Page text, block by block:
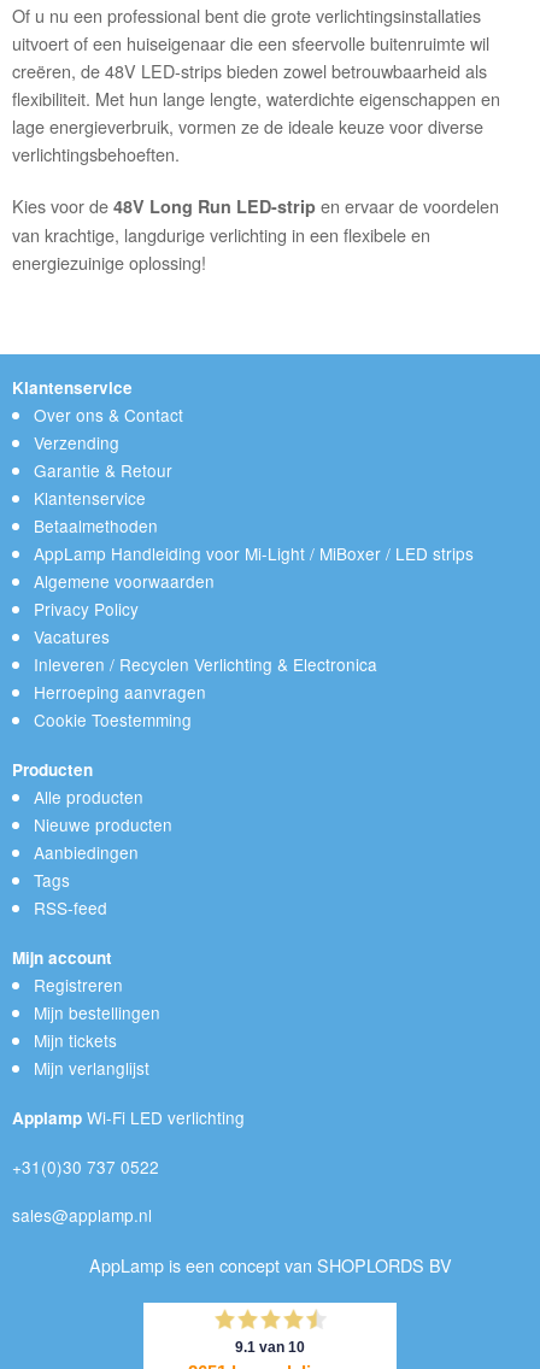
Of u nu een professional bent die grote verlichtingsinstallaties
uitvoert of een huiseigenaar die een sfeervolle buitenruimte wil
creëren, de 48V LED-strips bieden zowel betrouwbaarheid als
flexibiliteit. Met hun lange lengte, waterdichte eigenschappen en
lage energieverbruik, vormen ze de ideale keuze voor diverse
verlichtingsbehoeften.
Kies voor de 48V Long Run LED-strip en ervaar de voordelen
van krachtige, langdurige verlichting in een flexibele en
energiezuinige oplossing!
Klantenservice
Over ons & Contact
Verzending
Garantie & Retour
Klantenservice
Betaalmethoden
AppLamp Handleiding voor Mi-Light / MiBoxer / LED strips
Algemene voorwaarden
Privacy Policy
Vacatures
Inleveren / Recyclen Verlichting & Electronica
Herroeping aanvragen
Cookie Toestemming
Producten
Alle producten
Nieuwe producten
Aanbiedingen
Tags
RSS-feed
Mijn account
Registreren
Mijn bestellingen
Mijn tickets
Mijn verlanglijst
Applamp Wi-Fi LED verlichting
+31(0)30 737 0522
sales@applamp.nl
AppLamp is een concept van SHOPLORDS BV